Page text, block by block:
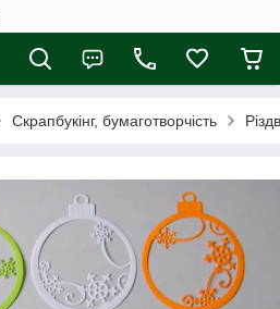
Скрапбукінг, бумаготворчість